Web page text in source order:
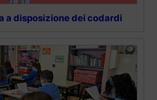
a disposizione dei codardi